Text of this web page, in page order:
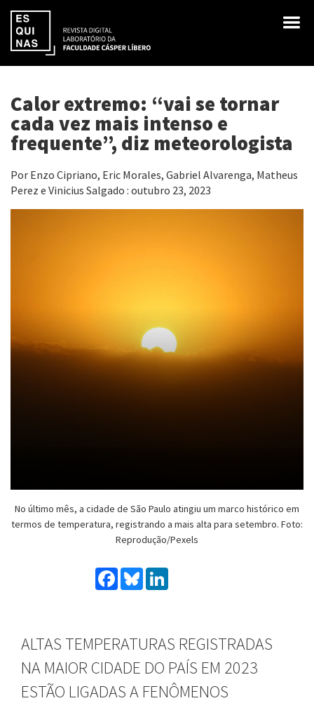
Calor extremo: “vai se tornar
cada vez mais intenso e
frequente”, diz meteorologista
Por Enzo Cipriano, Eric Morales, Gabriel Alvarenga, Matheus
Perez e Vinicius Salgado : outubro 23, 2023
No último mês, a cidade de São Paulo atingiu um marco histórico em
termos de temperatura, registrando a mais alta para setembro. Foto:
Reprodução/Pexels
Facebook
Bluesky
ALTAS TEMPERATURAS REGISTRADAS
NA MAIOR CIDADE DO PAÍS EM 2023
ESTÃO LIGADAS A FENÔMENOS